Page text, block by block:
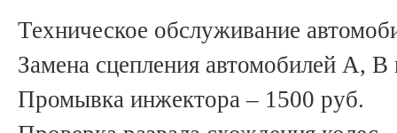
Техническое обслуживание
Замена сцепления автомобилей А,
Промывка инжектора – 1500 руб.